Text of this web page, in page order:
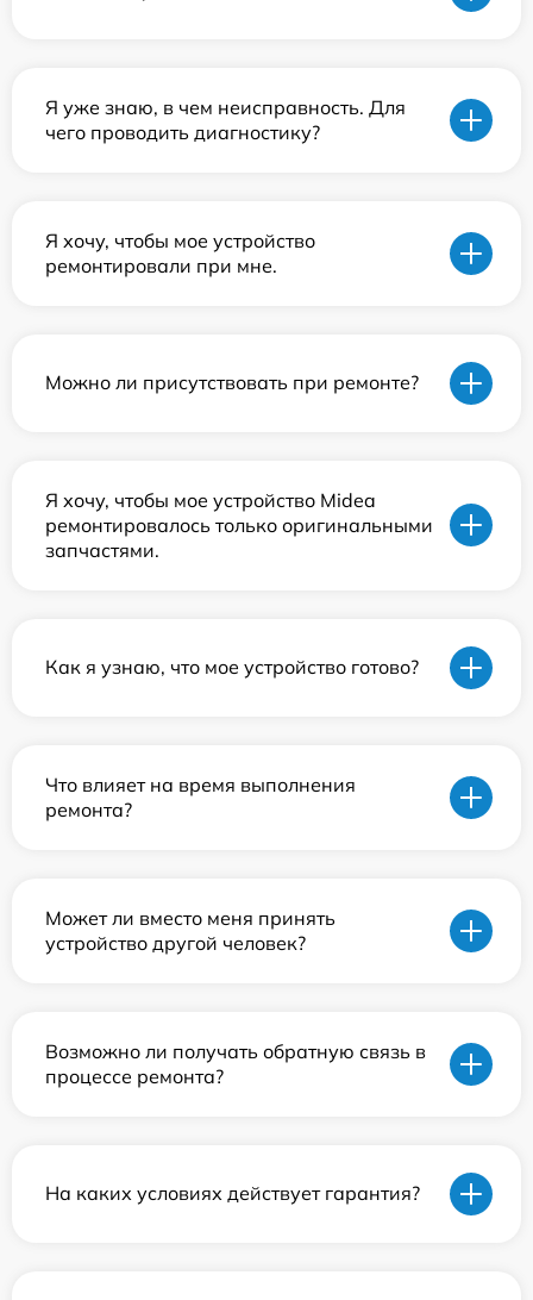
Я уже знаю, в чем неисправность. Для
чего проводить диагностику?
Я хочу, чтобы мое устройство
ремонтировали при мне.
Можно ли присутствовать при ремонте?
Я хочу, чтобы мое устройство Midea
ремонтировалось только оригинальными
запчастями.
Как я узнаю, что мое устройство готово?
Что влияет на время выполнения
ремонта?
Может ли вместо меня принять
устройство другой человек?
Возможно ли получать обратную связь в
процессе ремонта?
На каких условиях действует гарантия?